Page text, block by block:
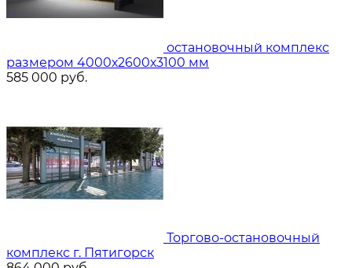
остановочный комплекс
размером 4000х2600х3100 мм
585 000 руб.
Торгово-остановочный
комплекс г. Пятигорск